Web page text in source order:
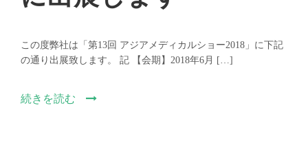
この度弊社は「第13回 アジアメディカルショー2018」に下記
の通り出展致します。 記 【会期】2018年6月 […]
続きを読む